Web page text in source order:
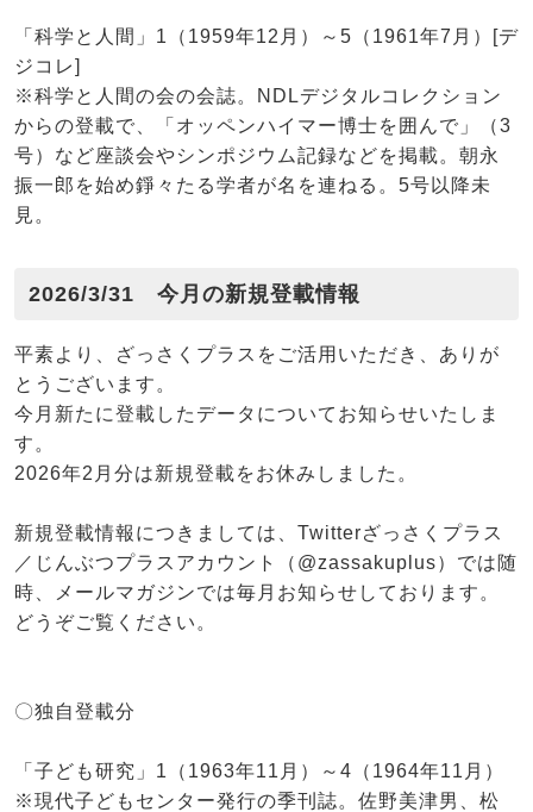
「科学と人間」1（1959年12月）～5（1961年7月）[デ
ジコレ]
※科学と人間の会の会誌。NDLデジタルコレクション
からの登載で、「オッペンハイマー博士を囲んで」（3
号）など座談会やシンポジウム記録などを掲載。朝永
振一郎を始め錚々たる学者が名を連ねる。5号以降未
見。
2026/3/31 今月の新規登載情報
平素より、ざっさくプラスをご活用いただき、ありが
とうございます。
今月新たに登載したデータについてお知らせいたしま
す。
2026年2月分は新規登載をお休みしました。
新規登載情報につきましては、Twitterざっさくプラス
／じんぶつプラスアカウント（@zassakuplus）では随
時、メールマガジンでは毎月お知らせしております。
どうぞご覧ください。
〇独自登載分
「子ども研究」1（1963年11月）～4（1964年11月）
※現代子どもセンター発行の季刊誌。佐野美津男、松